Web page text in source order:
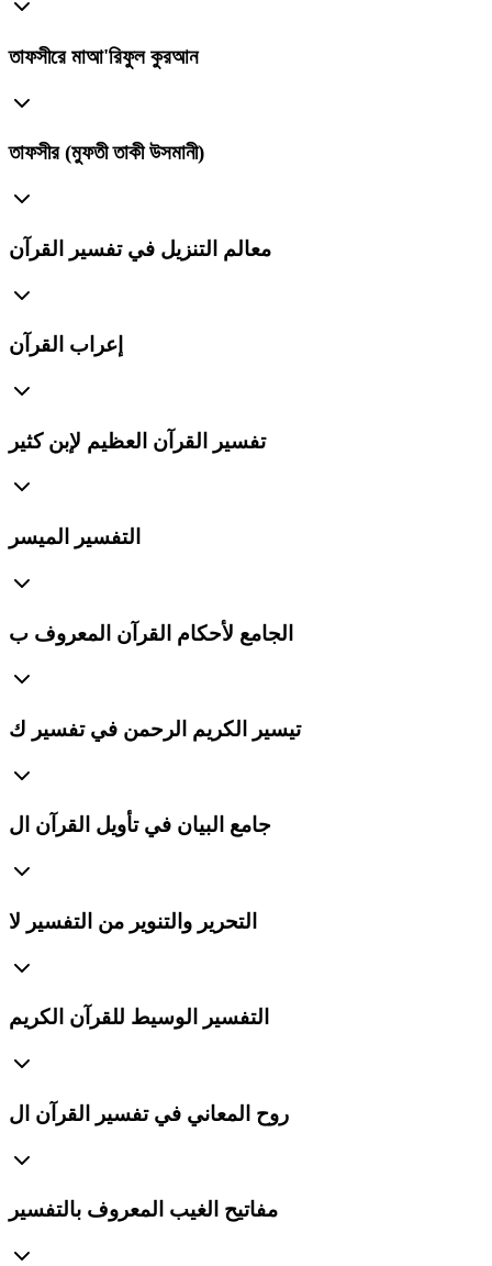
তাফসীরে মাআ'রিফুল কুরআন
তাফসীর (মুফতী তাকী উসমানী)
معالم التنزيل في تفسير القرآن
إعراب القرآن
تفسير القرآن العظيم لإبن كثير
التفسير الميسر
الجامع لأحكام القرآن المعروف ب
تيسير الكريم الرحمن في تفسير ك
جامع البيان في تأويل القرآن ال
التحرير والتنوير من التفسير لا
التفسير الوسيط للقرآن الكريم
روح المعاني في تفسير القرآن ال
مفاتيح الغيب المعروف بالتفسير